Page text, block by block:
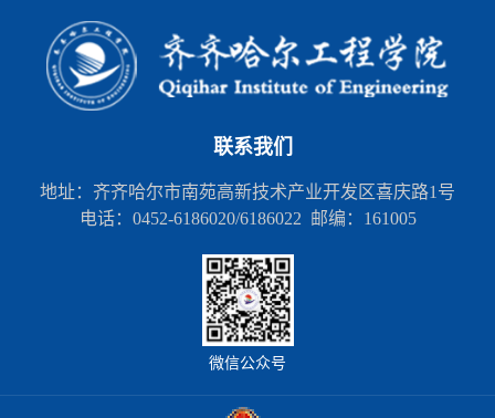
联系我们
地址：齐齐哈尔市南苑高新技术产业开发区喜庆路1号
电话：0452-6186020/6186022 邮编：161005
微信公众号